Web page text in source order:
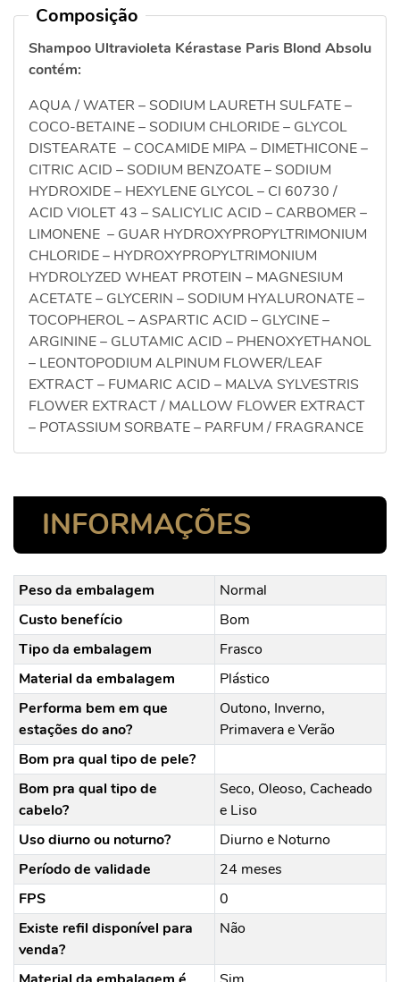
Composição
Shampoo Ultravioleta Kérastase Paris Blond Absolu
contém:
AQUA / WATER – SODIUM LAURETH SULFATE –
COCO-BETAINE – SODIUM CHLORIDE – GLYCOL
DISTEARATE – COCAMIDE MIPA – DIMETHICONE –
CITRIC ACID – SODIUM BENZOATE – SODIUM
HYDROXIDE – HEXYLENE GLYCOL – CI 60730 /
ACID VIOLET 43 – SALICYLIC ACID – CARBOMER –
LIMONENE – GUAR HYDROXYPROPYLTRIMONIUM
CHLORIDE – HYDROXYPROPYLTRIMONIUM
HYDROLYZED WHEAT PROTEIN – MAGNESIUM
ACETATE – GLYCERIN – SODIUM HYALURONATE –
TOCOPHEROL – ASPARTIC ACID – GLYCINE –
ARGININE – GLUTAMIC ACID – PHENOXYETHANOL
– LEONTOPODIUM ALPINUM FLOWER/LEAF
EXTRACT – FUMARIC ACID – MALVA SYLVESTRIS
FLOWER EXTRACT / MALLOW FLOWER EXTRACT
– POTASSIUM SORBATE – PARFUM / FRAGRANCE
INFORMAÇÕES
Peso da embalagem
Normal
Custo benefício
Bom
Tipo da embalagem
Frasco
Material da embalagem
Plástico
Performa bem em que
estações do ano?
Outono, Inverno,
Primavera e Verão
Bom pra qual tipo de pele?
Bom pra qual tipo de
cabelo?
Seco, Oleoso, Cacheado
e Liso
Uso diurno ou noturno?
Diurno e Noturno
Período de validade
24 meses
FPS
0
Existe refil disponível para
venda?
Não